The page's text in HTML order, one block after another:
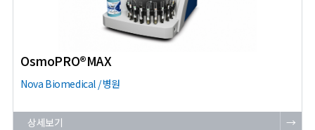
OsmoPRO®MAX
Nova Biomedical / 병원
상세보기 →